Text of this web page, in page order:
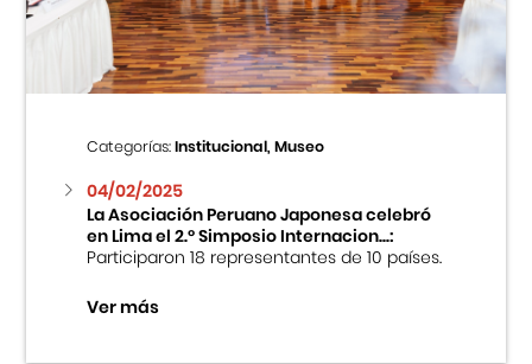
Categorías:Institucional, Museo
04/02/2025
La Asociación Peruano Japonesa celebró
en Lima el 2.º Simposio Internacion...:
Participaron 18 representantes de 10 países.
Ver más